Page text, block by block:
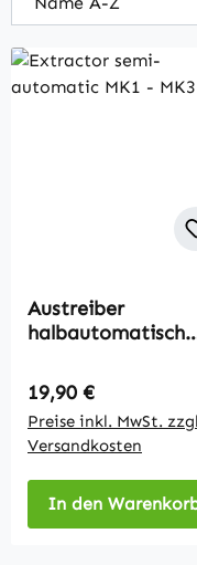
Austreiber
halbautomatisch
Regulärer Preis:
19,90 €
Preise inkl. MwSt.
Versandkosten
In den